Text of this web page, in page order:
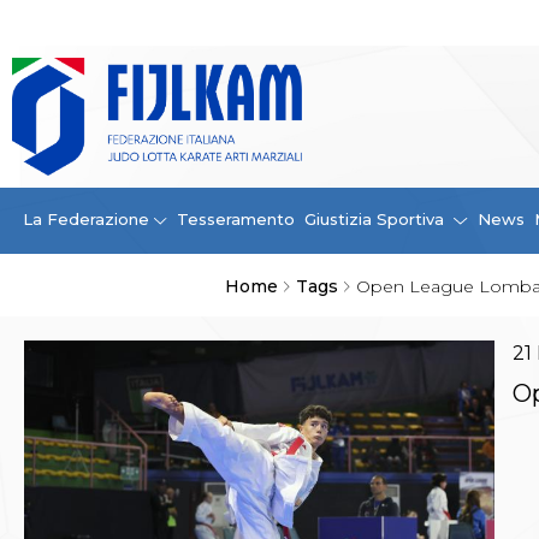
La Federazione Tesseramento Giustizia Sportiva News
Home Tags Open League
La Federazione
La FIJLKAM
Organigramma
Storia
Campioni di tutti i tempi
News
Convenzioni
Tecnici
Contatti
Safeguarding Policy
Ufficiali di Gara
Antidoping e tutela sanitaria
Tesseramento
Contatti
21